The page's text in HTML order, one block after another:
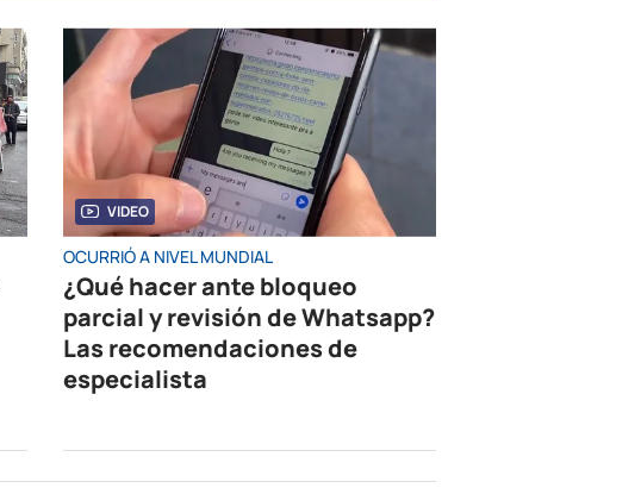
VIDEO
OCURRIÓ A NIVEL MUNDIAL
¿Qué hacer ante bloqueo
parcial y revisión de Whatsapp?
Las recomendaciones de
especialista